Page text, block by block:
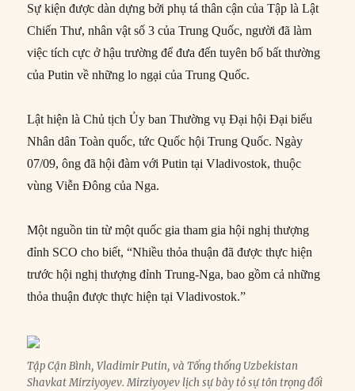
Sự kiện được dàn dựng bởi phụ tá thân cận của Tập là Lật
Chiến Thư, nhân vật số 3 của Trung Quốc, người đã làm
việc tích cực ở hậu trường để đưa đến tuyên bố bất thường
của Putin về những lo ngại của Trung Quốc.
Lật hiện là Chủ tịch Ủy ban Thường vụ Đại hội Đại biểu
Nhân dân Toàn quốc, tức Quốc hội Trung Quốc. Ngày
07/09, ông đã hội đàm với Putin tại Vladivostok, thuộc
vùng Viễn Đông của Nga.
Một nguồn tin từ một quốc gia tham gia hội nghị thượng
đỉnh SCO cho biết, “Nhiều thỏa thuận đã được thực hiện
trước hội nghị thượng đỉnh Trung-Nga, bao gồm cả những
thỏa thuận được thực hiện tại Vladivostok.”
Tập Cận Bình, Vladimir Putin, và Tổng thống Uzbekistan
Shavkat Mirziyoyev. Mirziyoyev lịch sự bày tỏ sự tôn trọng đối